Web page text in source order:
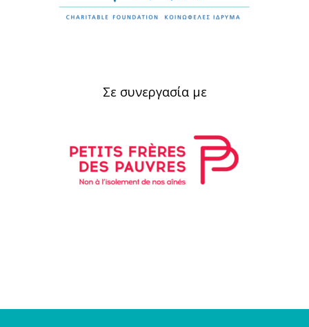
Σε συνεργασία με